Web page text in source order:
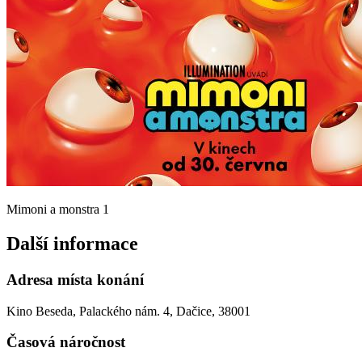
Mimoni a monstra 1
Další informace
Adresa místa konání
Kino Beseda, Palackého nám. 4, Dačice, 38001
Časová náročnost